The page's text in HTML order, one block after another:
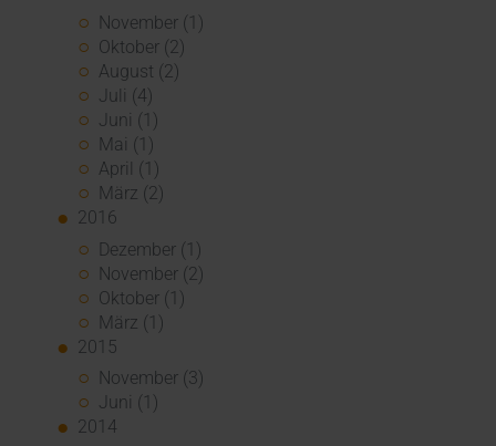
November (1)
Oktober (2)
August (2)
Juli (4)
Juni (1)
Mai (1)
April (1)
März (2)
2016
Dezember (1)
November (2)
Oktober (1)
März (1)
2015
November (3)
Juni (1)
2014